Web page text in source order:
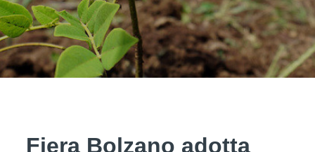
Fiera Bolzano adotta